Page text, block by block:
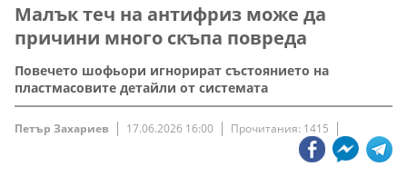
Малък теч на антифриз може да
причини много скъпа повреда
Повечето шофьори игнорират състоянието на
пластмасовите детайли от системата
Петър Захариев 17.06.2026 16:00 Прочитания: 1415